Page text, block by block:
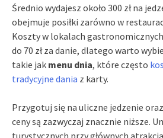
Średnio wydajesz około 300 zł na
obejmuje posiłki zarówno w
Koszty w lokalach
do 70 zł za danie, dlatego warto
takie jak menu dnia, które często
tradycyjne dania z karty.
Przygotuj się na uliczne jedzenie
ceny są zazwyczaj znacznie niższe.
turystycznych przy głównych